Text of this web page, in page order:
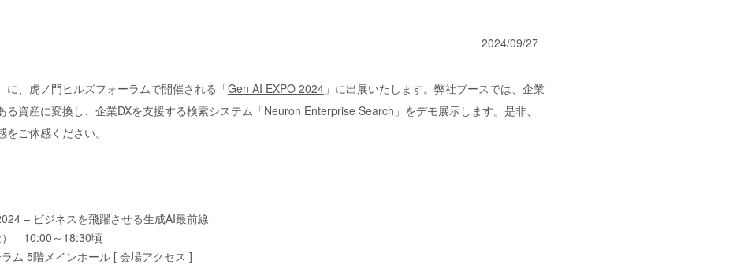
2024/09/27
に、虎ノ門ヒルズフォーラムで開催される「Gen AI EXPO 2024 」に出展いたします。弊社ブースでは、企業
る資産に変換し、企業DXを支援する検索システム「Neuron Enterprise Search」をデモ展示します。是非、
ご体感ください。
– ビジネスを飛躍させる生成AI最前線
） 10:00～18:30頃
ム 5階メインホール [ 会場アクセス ]